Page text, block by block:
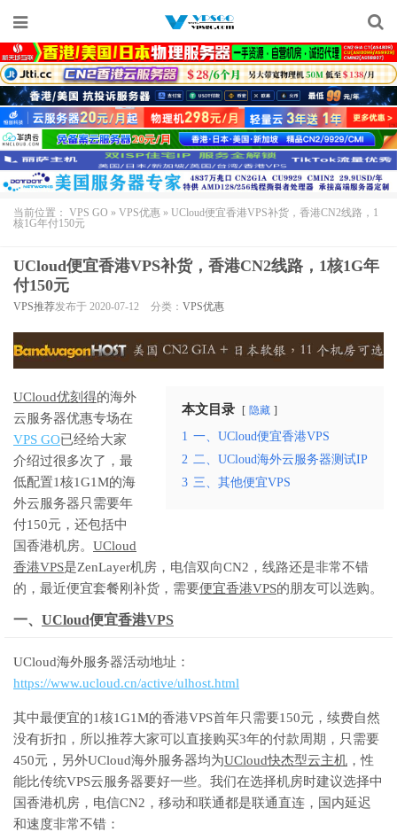
当前位置： VPS GO » VPS优惠 » UCloud便宜香港VPS补货，香港CN2线路，1
核1G年付150元
UCloud便宜香港VPS补货，香港CN2线路，1核1G年
付150元
VPS推荐发布于 2020-07-12 分类： VPS优惠
本文目录 隐藏
1 一、UCloud便宜香港VPS
2 二、UCloud海外云服务器测试IP
3 三、其他便宜VPS
UCloud优刻得的海外
云服务器优惠专场在
VPS GO已经给大家
介绍过很多次了，最
低配置1核1G1M的海
外云服务器只需要年
付150元，还包括中
国香港机房。 UCloud
香港VPS是ZenLayer机房，电信双向CN2，线路还是非常不错
的，最近便宜套餐刚补货，需要便宜香港VPS的朋友可以选购。
一、 UCloud便宜香港VPS
UCloud海外服务器活动地址：
https://www.ucloud.cn/active/ulhost.html
其中最便宜的1核1G1M的香港VPS首年只需要150元，续费自然
没有折扣，所以推荐大家可以直接购买3年的付款周期，只需要
450元，另外UCloud海外服务器均为UCloud快杰型云主机 ，性
能比传统VPS云服务器要好一些。我们在选择机房时建议选择中
国香港机房，电信CN2，移动和联通都是联通直连，国内延迟
和速度非常不错：